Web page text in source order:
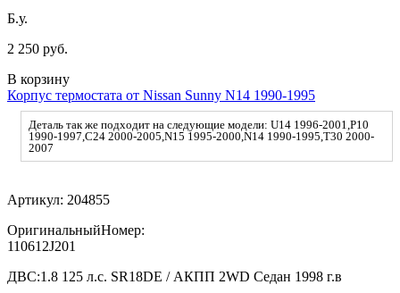
Б.у.
2 250 руб.
В корзину
Корпус термостата от Nissan Sunny N14 1990-1995
Деталь так же подходит на следующие модели: U14 1996-2001,P10
1990-1997,C24 2000-2005,N15 1995-2000,N14 1990-1995,T30 2000-
2007
Артикул: 204855
ОригинальныйНомер:
110612J201
ДВС:1.8 125 л.с. SR18DE / АКПП 2WD Седан 1998 г.в